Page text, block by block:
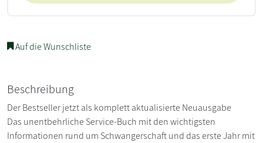
Auf die Wunschliste
Beschreibung
Der Bestseller jetzt als komplett aktualisierte Neuausgabe
Das unentbehrliche Service-Buch mit den wichtigsten
Informationen rund um Schwangerschaft und das erste Jahr mit